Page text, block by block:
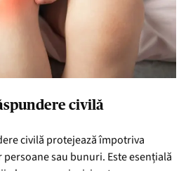
civilă
civilă protejează împotriva
sau bunuri. Este esențială